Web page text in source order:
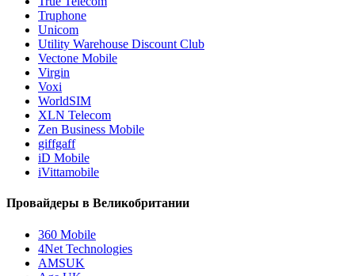
Truphone
Unicom
Utility Warehouse Discount Club
Vectone Mobile
Virgin
Voxi
WorldSIM
XLN Telecom
Zen Business Mobile
giffgaff
iD Mobile
iVittamobile
Провайдеры в Великобритании
360 Mobile
4Net Technologies
AMSUK